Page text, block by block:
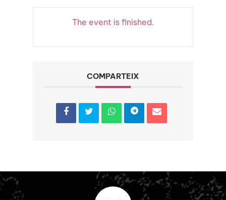
The event is finished.
COMPARTEIX